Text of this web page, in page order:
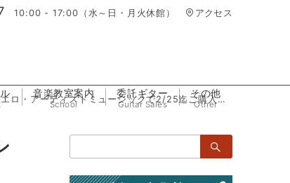
10:00 - 17:00（水～日・月火休館） アクセス
音楽教室案内
School
委託ギター
Guitar Sales
その他
Other
ーティストミュージックで2/25迄ご購入可能です♪♪
索：